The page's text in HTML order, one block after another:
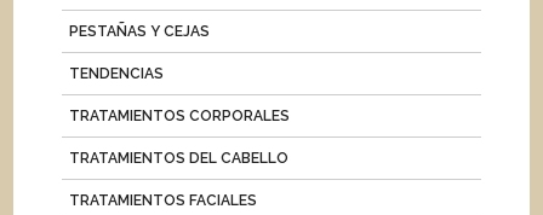
PESTAÑAS Y CEJAS
TENDENCIAS
TRATAMIENTOS CORPORALES
TRATAMIENTOS DEL CABELLO
TRATAMIENTOS FACIALES